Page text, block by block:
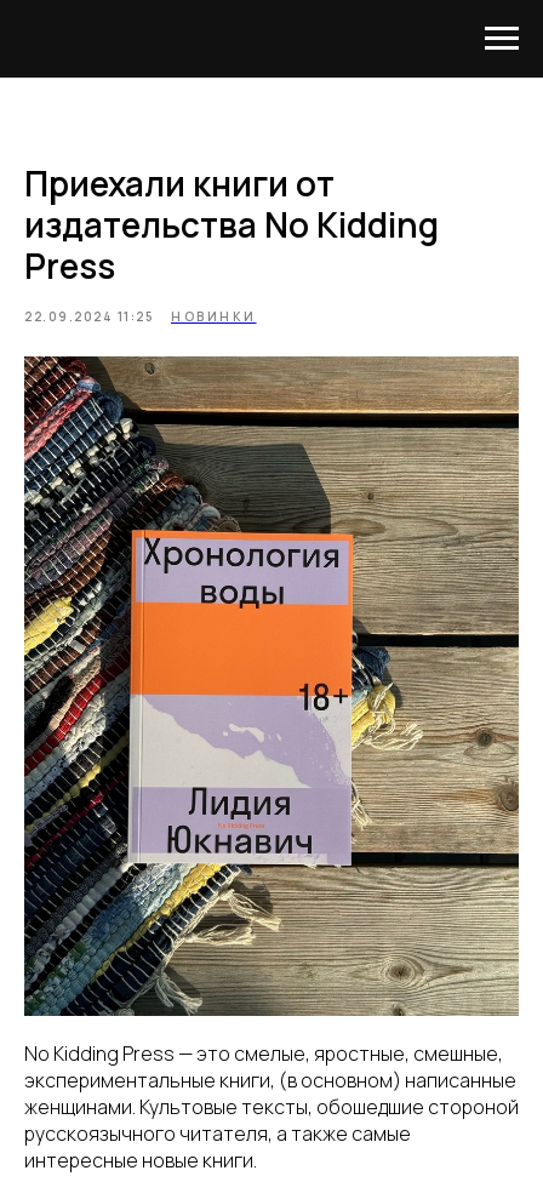
Приехали книги от
издательства No Kidding
Press
22.09.2024 11:25 НОВИНКИ
No Kidding Press — это смелые, яростные, смешные,
экспериментальные книги, (в основном) написанные
женщинами. Культовые тексты, обошедшие стороной
русскоязычного читателя, а также самые
интересные новые книги.